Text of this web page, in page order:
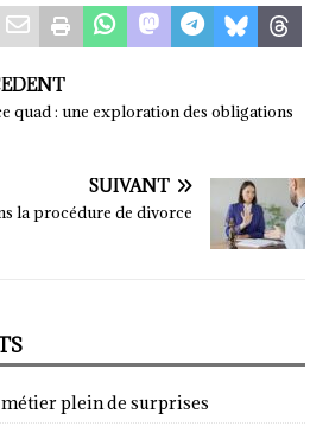
quad : une exploration des obligations
SUIVANT
la procédure de divorce
plein de surprises